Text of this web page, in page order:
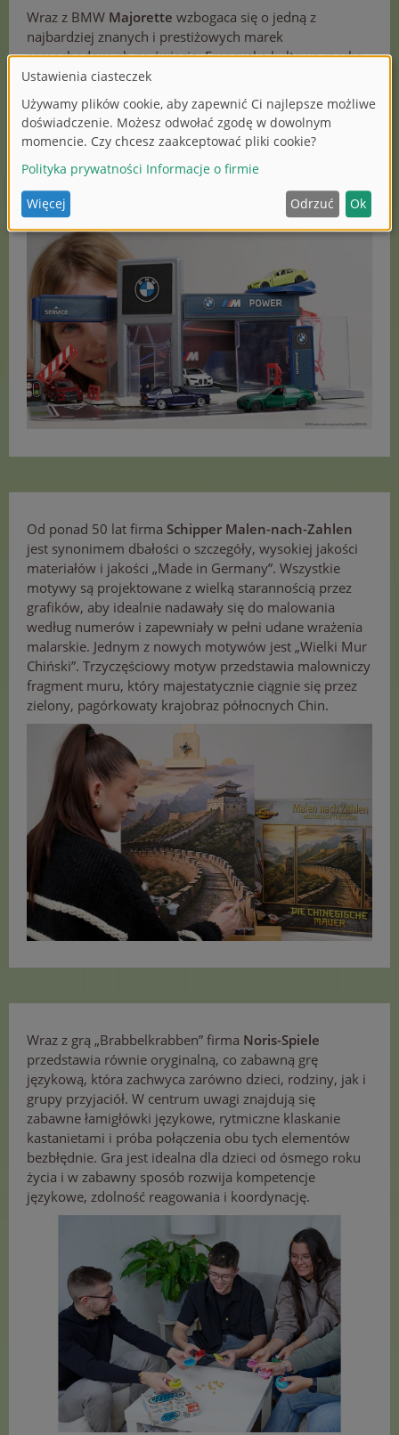
Wraz z BMW Majorette wzbogaca się o jedną z
najbardziej znanych i prestiżowych marek
samochodowych na świecie. Francuska kultowa marka
wprowadza na rynek całą serię szczegółowych modeli
BMW w popularnym formacie 3 cali – od klasycznych
ikon po nowoczesne samochody wyczynowe.
Kolekcjonerzy, miłośnicy motoryzacji i młodzi fani
samochodów mogą cieszyć się szerokim asortymentem,
który doskonale przenosi fascynację marką BMW do
miniaturowego świata Majorette.
Od ponad 50 lat firma Schipper Malen-nach-Zahlen
jest synonimem dbałości o szczegóły, wysokiej jakości
materiałów i jakości „Made in Germany”. Wszystkie
motywy są projektowane z wielką starannością przez
grafików, aby idealnie nadawały się do malowania
według numerów i zapewniały w pełni udane wrażenia
malarskie. Jednym z nowych motywów jest „Wielki Mur
Chiński”. Trzyczęściowy motyw przedstawia malowniczy
fragment muru, który majestatycznie ciągnie się przez
zielony, pagórkowaty krajobraz północnych Chin.
Wraz z grą „Brabbelkrabben” firma Noris-Spiele
przedstawia równie oryginalną, co zabawną grę
językową, która zachwyca zarówno dzieci, rodziny, jak i
grupy przyjaciół. W centrum uwagi znajdują się
zabawne łamigłówki językowe, rytmiczne klaskanie
kastanietami i próba połączenia obu tych elementów
bezbłędnie. Gra jest idealna dla dzieci od ósmego roku
życia i w zabawny sposób rozwija kompetencje
językowe, zdolność reagowania i koordynację.